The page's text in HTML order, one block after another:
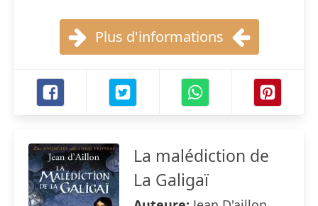
Plus d'informations
La malédiction de
La Galigaï